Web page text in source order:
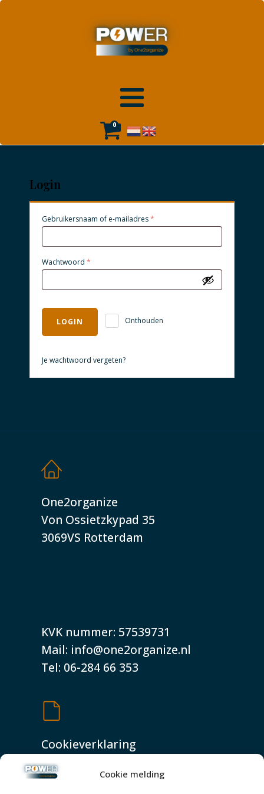
Cookie melding
0
Login
Gebruikersnaam of e-mailadres*
Wachtwoord *
Onthouden
LOGIN
Je wachtwoord vergeten?
One2organize
Von Ossietzkypad 35
3069VS Rotterdam
KVK nummer: 57539731
Mail: info@one2organize.nl
Tel: 06-284 66 353
Cookieverklaring
Shop
Privacyverklaring